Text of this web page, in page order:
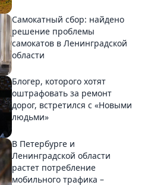
Самокатный сбор: найдено
решение проблемы
самокатов в Ленинградской
области
Блогер, которого хотят
оштрафовать за ремонт
дорог, встретился с «Новыми
людьми»
В Петербурге и
Ленинградской области
растет потребление
мобильного трафика –